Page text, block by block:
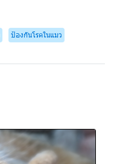
ป้องกันโรคในแมว